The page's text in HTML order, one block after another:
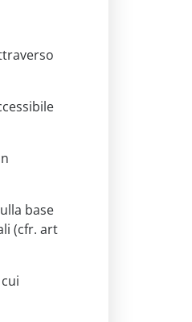
base
(cfr. art